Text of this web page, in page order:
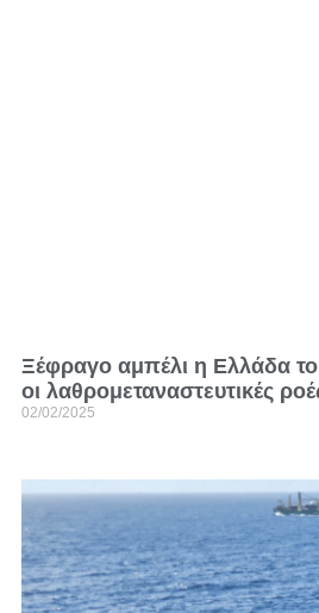
Ξέφραγο αμπέλι η Ελλάδα
οι λαθρομεταναστευτικές
02/02/2025